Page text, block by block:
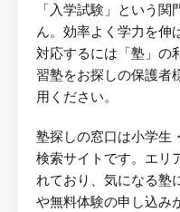
「入学試験」という
ん。効率よく学力を伸
対応するには「塾」の
習塾をお探しの保護者
用ください。
塾探しの窓口は小学生
検索サイトです。エリ
れており、気になる塾
や無料体験の申し込み